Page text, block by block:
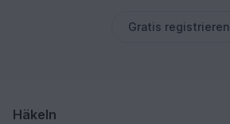
Gratis registrieren
Häkeln